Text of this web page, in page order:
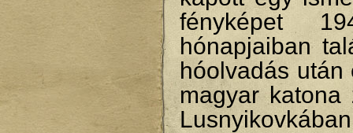
fényképet
hónapjaiban
hóolvadás után
magyar katona